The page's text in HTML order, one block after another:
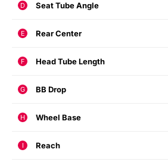
D Seat Tube Angle
E Rear Center
F Head Tube Length
G BB Drop
H Wheel Base
I Reach